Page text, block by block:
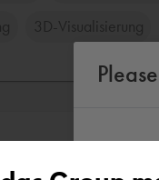
3D-Visualisierung